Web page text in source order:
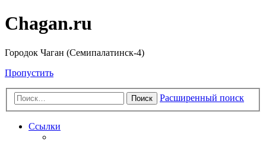
Chagan.ru
Городок Чаган (Семипалатинск-4)
Пропустить
Поиск Расширенный поиск
Ссылки